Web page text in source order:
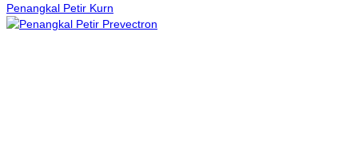
Penangkal Petir Kurn